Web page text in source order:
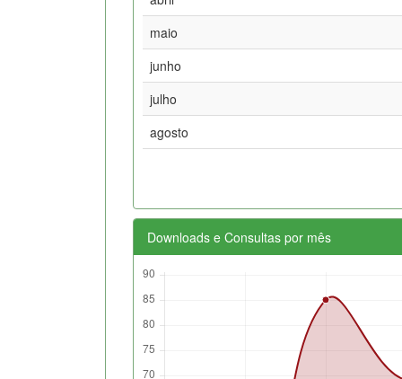
maio
junho
julho
agosto
Downloads e Consultas por mês